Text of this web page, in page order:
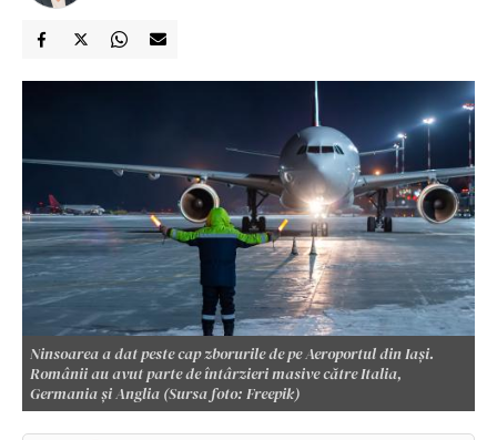
Ninsoarea a dat peste cap zborurile de pe Aeroportul din Iași.
Românii au avut parte de întârzieri masive către Italia,
Germania și Anglia (Sursa foto: Freepik)